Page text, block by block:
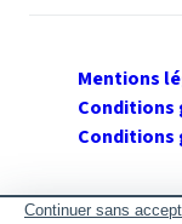
Mentions
Conditions